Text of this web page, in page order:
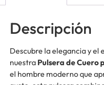
Descripción
Descubre la elegancia y el
nuestra Pulsera de Cuero
el hombre moderno que